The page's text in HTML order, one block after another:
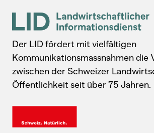
Der LID fördert mit vielfältigen
Kommunikationsmassnahmen die
zwischen der Schweizer
Öffentlichkeit seit über 75 Jahren.